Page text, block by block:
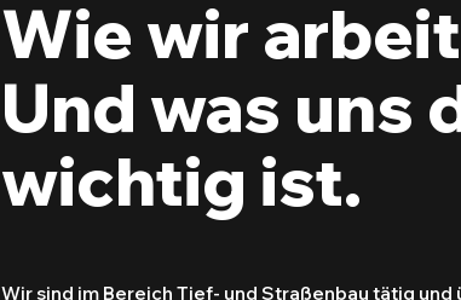
Wie wir
Und was uns
wichtig ist.
Wir sind im Bereich Tief- und Straßenbau tätig und